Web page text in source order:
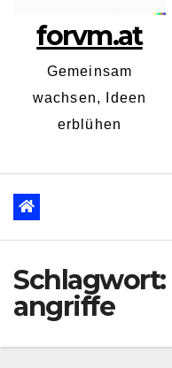
forvm.at
Gemeinsam
wachsen, Ideen
erblühen
Schlagwort:
angriffe